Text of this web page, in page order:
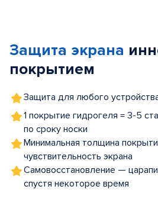
5
Защита экрана
покрытием
Защита для любого
1 покрытие гидрогеля = 3-5
по сроку носки
Минимальная толщина
чувствительность экрана
Самовосстановление —
спустя некоторое время